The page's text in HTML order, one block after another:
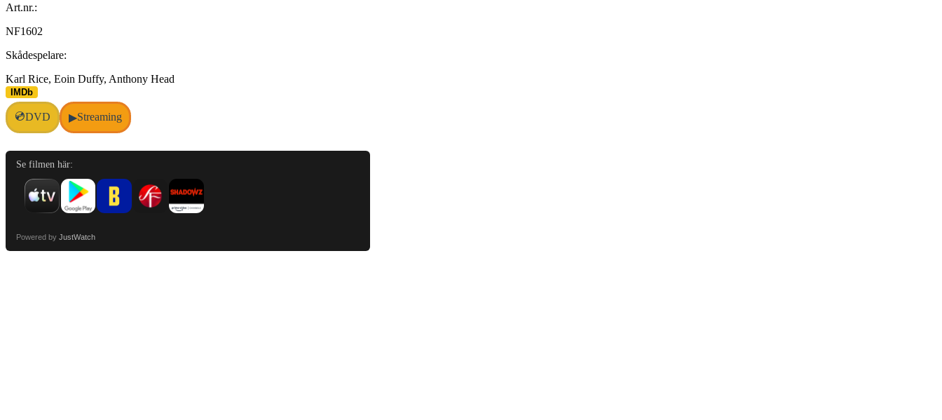
Art.nr.:
NF1602
Skådespelare:
Karl Rice, Eoin Duffy, Anthony Head
IMDb
💿DVD ▶Streaming
Se filmen här:
Powered by JustWatch